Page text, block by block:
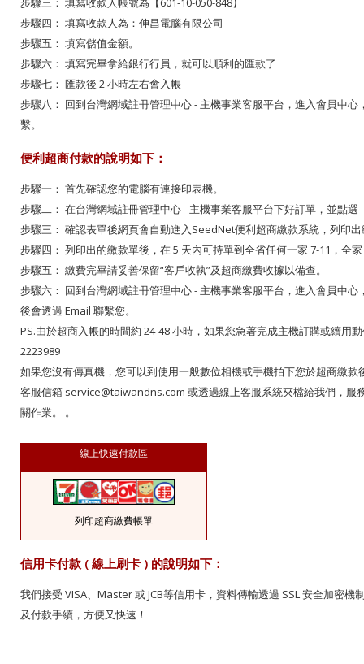
步驟四： 填寫收款人為：伸昌電腦有限公司
步驟五： 填寫儲值金額。
步驟六： 填寫完畢拿給銀行行員，就可以順利的匯款了
步驟七： 匯款後 2 小時左右會入帳
步驟八： 回到台灣網域註冊管理中心 - 主機事業客服平台，進入會員中
繫。
便利超商付款的說明如下：
步驟一： 首先確認您的電腦有連接印表機。
步驟二： 在台灣網域註冊管理中心 - 主機事業客服平台下好訂單，並點
步驟三： 確認表單後網頁會自動進入SeedNet便利超商繳款系統，列印
步驟四： 列印出的繳款單後，在 5 天內可持單到全省任何一家 7-11，全
步驟五： 繳費完畢請妥善保留“客戶收執”及超商繳費收據以備查。
步驟六： 回到台灣網域註冊管理中心 - 主機事業客服平台，進入會員中
後會透過 Email 聯繫您。
PS.由於超商入帳的時間約 24-48 小時，如果您急著完成主機訂購或續用
2223989
如果您沒有傳真機，您可以到使用一般數位相機或手機拍下您於超商繳
客服信箱 service@taiwandns.com 或透過線上客服系統夾檔給我們，服
關作業。 。
線上快速付款區
列印超商繳費帳單
信用卡付款 ( 線上刷卡 ) 的說明如下：
我們接受 VISA、Master 或 JCB等信用卡，資料傳輸透過 SSL 安全加密機
及付款手續，方便又快速！